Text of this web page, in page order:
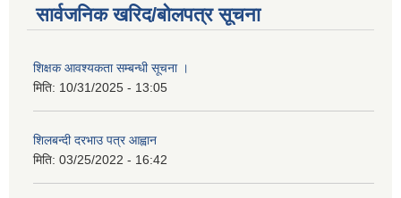
सार्वजनिक खरिद/बोलपत्र सूचना
शिक्षक आवश्यकता सम्बन्धी सूचना ।
मिति: 10/31/2025 - 13:05
शिलबन्दी दरभाउ पत्र आह्वान
मिति: 03/25/2022 - 16:42